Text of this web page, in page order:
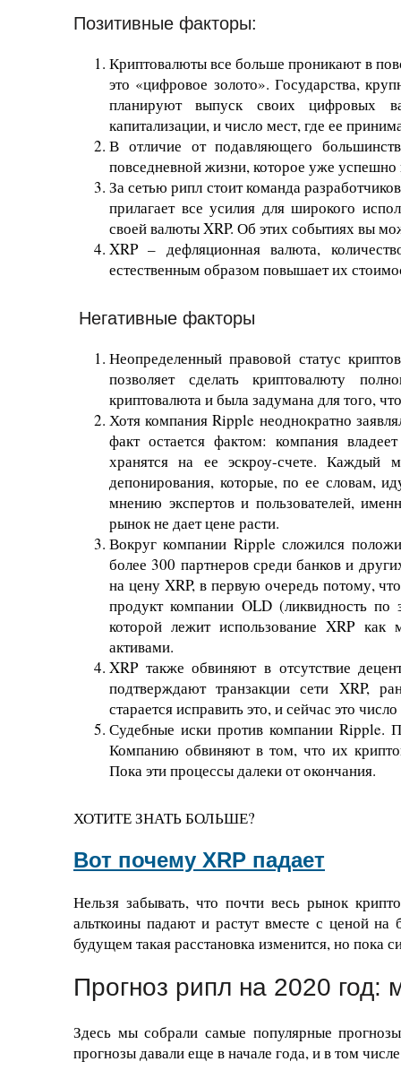
Позитивные факторы:
Криптовалюты все больше проникают в
это «цифровое золото». Государства,
планируют выпуск своих цифровых
капитализации, и число мест, где ее
В отличие от подавляющего
повседневной жизни, которое уже успешно
За сетью рипл стоит команда
прилагает все усилия для широкого
своей валюты XRP. Об этих событиях вы
XRP – дефляционная валюта,
естественным образом повышает их
Негативные факторы
Неопределенный правовой статус
позволяет сделать криптовалюту
криптовалюта и была задумана для того,
Хотя компания Ripple неоднократно
факт остается фактом: компания
хранятся на ее эскроу-счете. Каждый
депонирования, которые, по ее словам,
мнению экспертов и пользователей,
рынок не дает цене расти.
Вокруг компании Ripple сложился
более 300 партнеров среди банков и
на цену XRP, в первую очередь потому,
продукт компании OLD (ликвидность по
которой лежит использование XRP
активами.
XRP также обвиняют в отсутствие
подтверждают транзакции сети XRP,
старается исправить это, и сейчас это
Судебные иски против компании Ripple.
Компанию обвиняют в том, что их
Пока эти процессы далеки от окончания.
ХОТИТЕ ЗНАТЬ БОЛЬШЕ?
Вот почему XRP падает
Нельзя забывать, что почти весь рынок
альткоины падают и растут вместе с ценой
будущем такая расстановка изменится, но пока
Прогноз рипл на 2020 год:
Здесь мы собрали самые популярные
прогнозы давали еще в начале года, и в том